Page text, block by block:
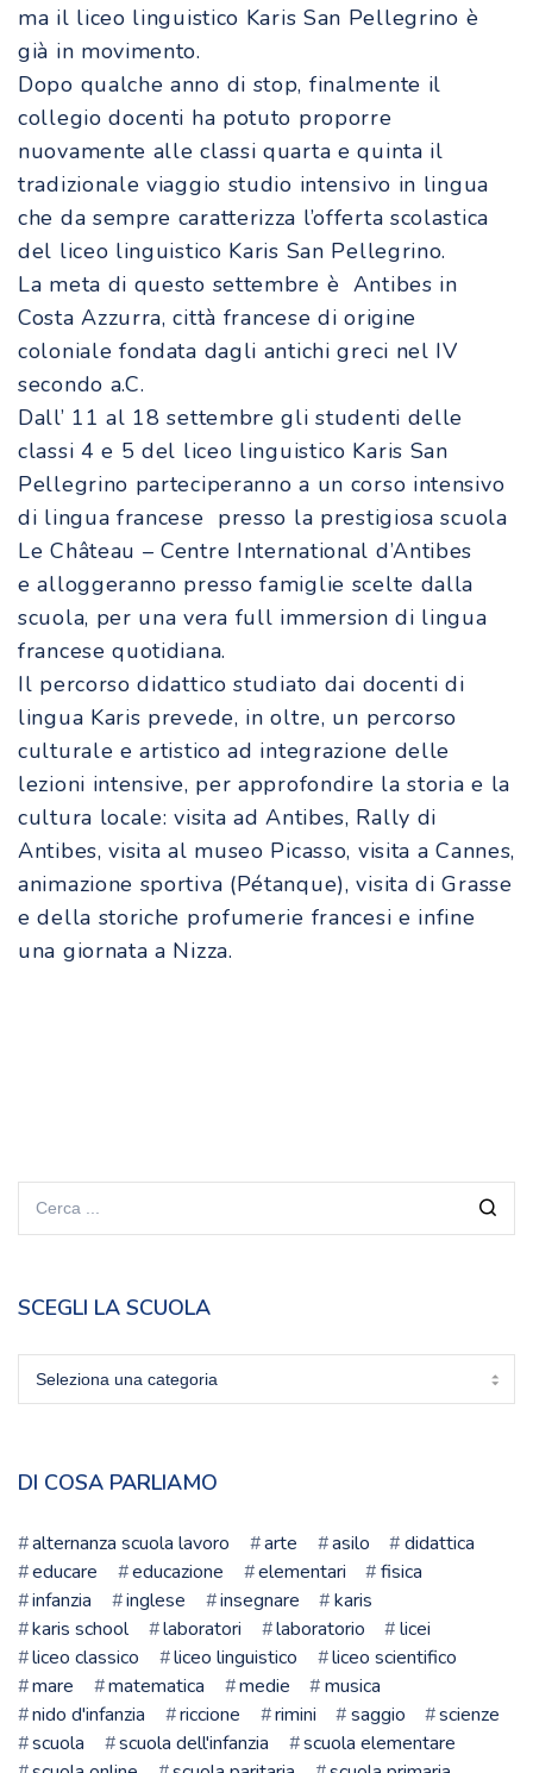
ma il liceo linguistico Karis San Pellegrino è
già in movimento.
Dopo qualche anno di stop, finalmente il
collegio docenti ha potuto proporre
nuovamente alle classi quarta e quinta il
tradizionale viaggio studio intensivo in lingua
che da sempre caratterizza l’offerta scolastica
del liceo linguistico Karis San Pellegrino.
La meta di questo settembre è Antibes in
Costa Azzurra, città francese di origine
coloniale fondata dagli antichi greci nel IV
secondo a.C.
Dall’ 11 al 18 settembre gli studenti delle
classi 4 e 5 del liceo linguistico Karis San
Pellegrino parteciperanno a un corso intensivo
di lingua francese presso la prestigiosa scuola
Le Château – Centre International d’Antibes
e alloggeranno presso famiglie scelte dalla
scuola, per una vera full immersion di lingua
francese quotidiana.
Il percorso didattico studiato dai docenti di
lingua Karis prevede, in oltre, un percorso
culturale e artistico ad integrazione delle
lezioni intensive, per approfondire la storia e la
cultura locale: visita ad Antibes, Rally di
Antibes, visita al museo Picasso, visita a Cannes,
animazione sportiva (Pétanque), visita di Grasse
e della storiche profumerie francesi e infine
una giornata a Nizza.
SCEGLI LA SCUOLA
Scegli
DI COSA PARLIAMO
alternanza scuola lavoro arte asilo
didattica
educare
educazione elementari
fisica
infanzia
inglese insegnare
karis
karis school
laboratori laboratorio
licei
liceo classico
liceo linguistico
liceo scientifico
mare
matematica medie
musica
nido d'infanzia
riccione rimini saggio
scienze
scuola
scuola dell'infanzia
scuola elementare